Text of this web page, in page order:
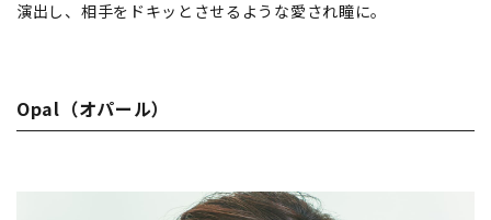
演出し、相手をドキッとさせるような愛され瞳に。
Opal（オパール）